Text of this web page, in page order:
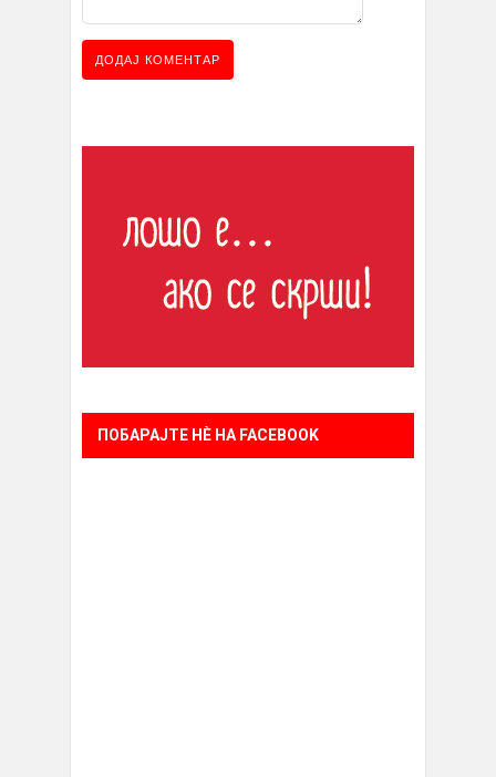
ПОБАРАЈТЕ НÈ НА FACEBOOK